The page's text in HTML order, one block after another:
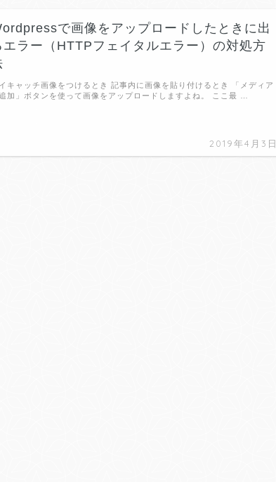
で画像をアップロードしたときに出
エラー（HTTPフェイタルエラー）の対処方
2019年4月3日
キャッチ画像をつけるとき 記事内に画像を貼り付けるとき 「メディア
加」ボタンを使って画像をアップロードしますよね。 ここ最 …